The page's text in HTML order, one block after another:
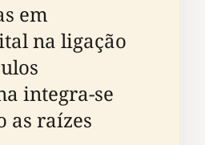
em
na ligação
integra-se
as raízes